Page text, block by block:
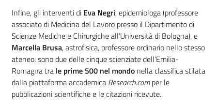
Infine, gli interventi di Eva Negri, epidemiologa (professore
associato di Medicina del Lavoro presso il Dipartimento di
Scienze Mediche e Chirurgiche all’Università di Bologna), e
Marcella Brusa, astrofisica, professore ordinario nello stesso
ateneo: sono due delle cinque scienziate dell’Emilia-
Romagna tra le prime 500 nel mondo nella classifica stilata
dalla piattaforma accademica Research.comper le
pubblicazioni scientifiche e le citazioni ricevute.